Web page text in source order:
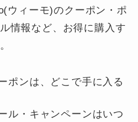
ウィーモ)のクーポン・ポ
情報など、お得に購入す
ポンは、どこで手に入る
ル・キャンペーンはいつ